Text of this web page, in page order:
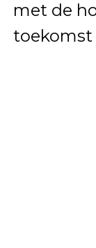
met de
toekomst